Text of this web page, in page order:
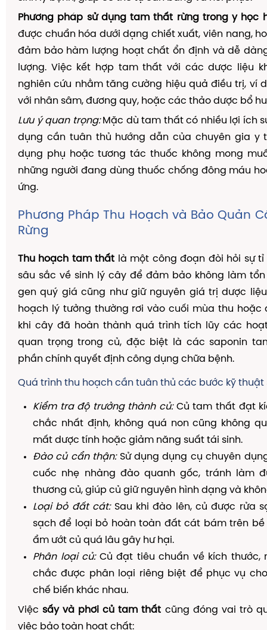
Phương pháp sử dụng tam thất rừng trong y học
được chuẩn hóa dưới dạng chiết xuất, viên nang,
đảm bảo hàm lượng hoạt chất ổn định và dễ
lượng. Việc kết hợp tam thất với các dược liệu
nghiên cứu nhằm tăng cường hiệu quả điều trị, ví
với nhân sâm, đương quy, hoặc các thảo dược bổ
Lưu ý quan trọng:Mặc dù tam thất có nhiều lợi ích
dụng cần tuân thủ hướng dẫn của chuyên gia y
dụng phụ hoặc tương tác thuốc không mong
những người đang dùng thuốc chống đông máu
ứng.
Phương Pháp Thu Hoạch và Bảo Quản
Rừng
Thu hoạch tam thất là một công đoạn đòi hỏi sự
sâu sắc về sinh lý cây để đảm bảo không làm
gen quý giá cũng như giữ nguyên giá trị dược
hoạch lý tưởng thường rơi vào cuối mùa thu hoặc
khi cây đã hoàn thành quá trình tích lũy các
quan trọng trong củ, đặc biệt là các saponin
phần chính quyết định công dụng chữa bệnh.
Quá trình thu hoạch cần tuân thủ các bước kỹ thuật
Kiểm tra độ trưởng thành củ:Củ tam thất đạt
chắc nhất định, không quá non cũng không
mất dược tính hoặc giảm năng suất tái sinh.
Đào củ cẩn thận:Sử dụng dụng cụ chuyên
cuốc nhẹ nhàng đào quanh gốc, tránh làm
thương củ, giúp củ giữ nguyên hình dạng và
Loại bỏ đất cát:Sau khi đào lên, củ được rửa
sạch để loại bỏ hoàn toàn đất cát bám trên
ẩm ướt củ quá lâu gây hư hại.
Phân loại củ:Củ đạt tiêu chuẩn về kích thước,
chắc được phân loại riêng biệt để phục vụ
chế biến khác nhau.
Việcsấy và phơi củ tam thất cũng đóng vai trò
việc bảo toàn hoạt chất: